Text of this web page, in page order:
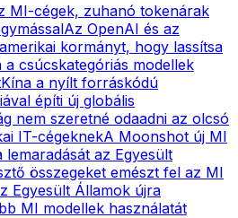
MI-cégek, zuhanó tokenárak
Az OpenAI és az
kormányt, hogy lassítsa
a csúcskategóriás modellek
Kína a nyílt forráskódú
építi új globális
nem szeretné odaadni az olcsó
IT-cégeknekA Moonshot új MI
az Egyesült
összegeket emészt fel az MI
Egyesült Államok újra
MI modellek használatát